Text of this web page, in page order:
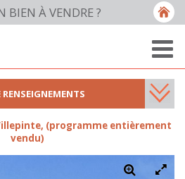
BIEN À VENDRE ?
(programme entièrement
vendu)